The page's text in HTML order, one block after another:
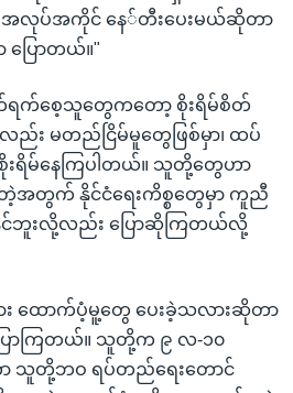
အလုပ်အကိုင် နေ်တီးပေးမယ်ဆိုတာ
ပြောတယ်။"
က်စေ့သူတွေကတော့ စိုးရိမ်စိတ်
လည်း မတည်ငြိမ်မူတွေဖြစ်မှာ၊ ထပ်
စိုးရိမ်နေကြပါတယ်။ သူတို့တွေဟာ
တဲ့အတွက် နိုင်ငံရေးကိစ္စတွေမှာ ကူညီ
ဘူးလို့လည်း ပြောဆိုကြတယ်လို့
ထောက်ပံ့မူ့တွေ ပေးခဲ့သလားဆိုတာ
ောကြတယ်။ သူတို့က ၉ လ-၁၀
သူတို့ဘဝ ရပ်တည်ရေးတောင်